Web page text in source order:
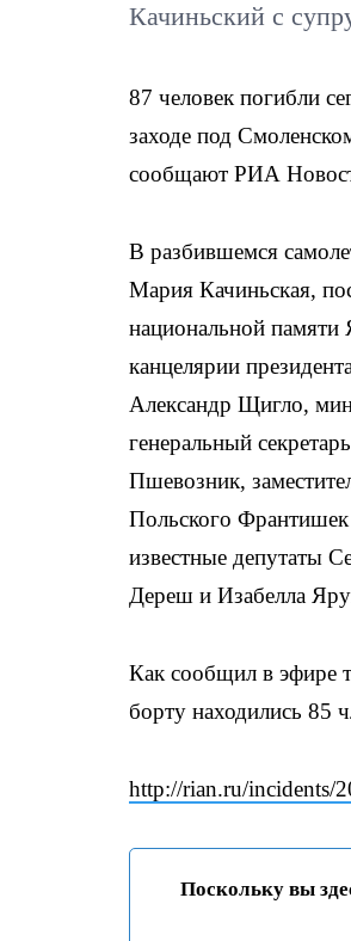
Качиньский с
87 человек погибли
заходе под
сообщают РИА
В разбившемся
Мария Качиньская,
национальной
канцелярии
Александр Щигло,
генеральный
Пшевозник,
Польского
известные депутаты
Дереш и Изабелла
Как сообщил в эфире
борту находились 85
http://rian.ru/incidents/
Поскольку вы